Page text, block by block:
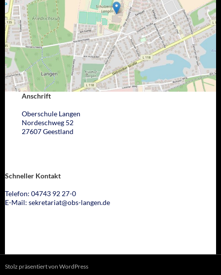
Anschrift
Oberschule Langen
Nordeschweg 52
27607 Geestland
Schneller Kontakt
Telefon: 04743 92 27-0
E-Mail: sekretariat@obs-langen.de
Stolz präsentiert von WordPress